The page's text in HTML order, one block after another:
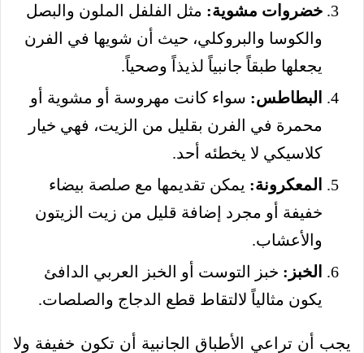
خضروات مشوية: مثل الفلفل الملون والبصل
والكوسا والبروكلي، حيث أن شويها في الفرن
يجعلها طبقاً جانبياً لذيذاً وصحياً.
البطاطس: سواء كانت مهروسة أو مشوية أو
محمرة في الفرن بقليل من الزيت، فهي خيار
كلاسيكي لا يخطئه أحد.
المعكرونة: يمكن تقديمها مع صلصة بيضاء
خفيفة أو مجرد إضافة قليل من زيت الزيتون
والأعشاب.
الخبز: خبز التوست أو الخبز العربي الدافئ
يكون مثالياً لالتقاط قطع الدجاج والصلصات.
يجب أن تراعي الأطباق الجانبية أن تكون خفيفة ولا